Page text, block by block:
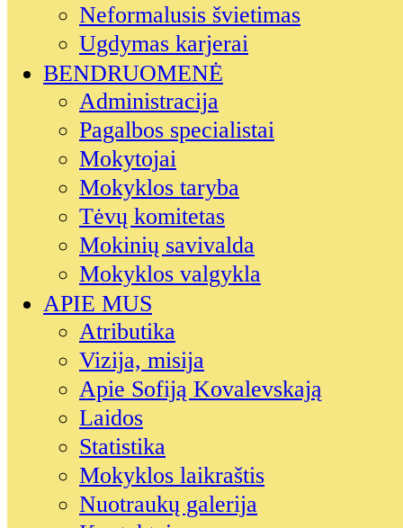
Neformalusis švietimas
Ugdymas karjerai
BENDRUOMENĖ
Administracija
Pagalbos specialistai
Mokytojai
Mokyklos taryba
Tėvų komitetas
Mokinių savivalda
Mokyklos valgykla
APIE MUS
Atributika
Vizija, misija
Apie Sofiją Kovalevskają
Laidos
Statistika
Mokyklos laikraštis
Nuotraukų galerija